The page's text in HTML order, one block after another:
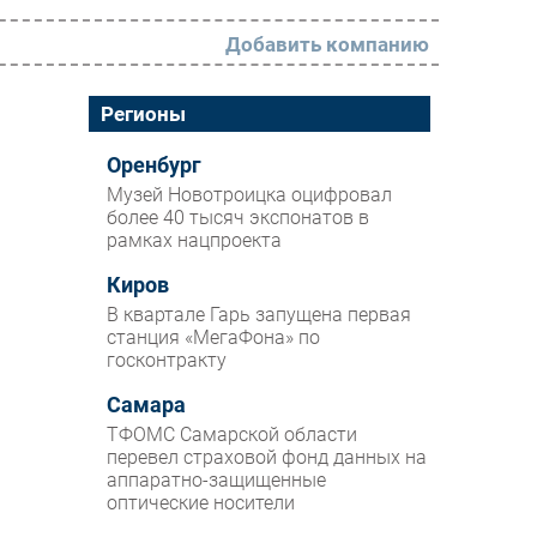
РАЗДЕЛЫ
Новости
Аналитика
Интервью
Мероприятия
Проекты
IT класс
Тестовый стенд
Каталог компаний
Добавить компанию
Регионы
Оренбург
Музей Новотроицка оцифровал
более 40 тысяч экспонатов в
рамках нацпроекта
Киров
В квартале Гарь запущена первая
станция «МегаФона» по
госконтракту
Самара
ТФОМС Самарской области
перевел страховой фонд данных на
аппаратно-защищенные
оптические носители